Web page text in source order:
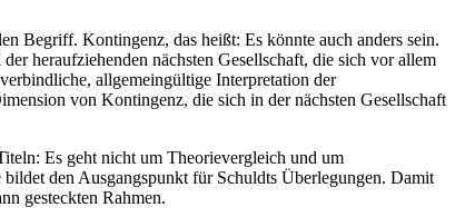
Begriff. Kontingenz, das heißt: Es könnte auch anders sein.
heraufziehenden nächsten Gesellschaft, die sich vor allem
allgemeingültige Interpretation der
von Kontingenz, die sich in der nächsten Gesellschaft
Es geht nicht um Theorievergleich und um
den Ausgangspunkt für Schuldts Überlegungen. Damit
gesteckten Rahmen.